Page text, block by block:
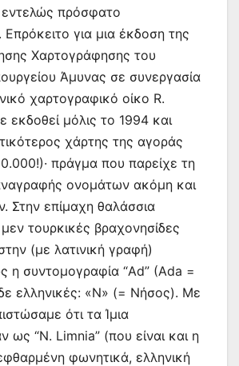
πρόσφατο
για μια έκδοση της
Χαρτογράφησης του
Άμυνας σε συνεργασία
χαρτογραφικό οίκο R.
εκδοθεί μόλις το 1994 και
χάρτης της αγοράς
πράγμα που παρείχε τη
ονομάτων ακόμη και
Στην επίμαχη θαλάσσια
τουρκικές βραχονησίδες
(με λατινική γραφή)
η συντομογραφία “Ad” (Ada =
ελληνικές: «N» (= Νήσος). Με
ότι τα Ίμια
ως “N. Limnia” (που είναι και η
φωνητικά, ελληνική